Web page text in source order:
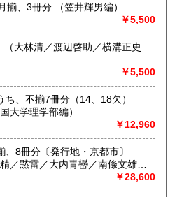
駅
ろ(12時～13時は昼食休憩で
営業時間内予約平日限定開店
応相談、営業日3日前までに住
ドレスを明記の上、メールにてお
日祝 ◎本店…予約以外不定期営
。店舗にてネット掲載本受取場
前迄にお知らせください。◎2026
月17日以降発送となります。
『大東文化』1941年7～9月揃、3冊分 （笠井輝男編）
￥5,500
￥5,500
ち、不揃7冊分（14、18欠）
（東京帝国大学理学部編）
￥12,960
、8冊分〔発行地・京都市〕
￥28,600